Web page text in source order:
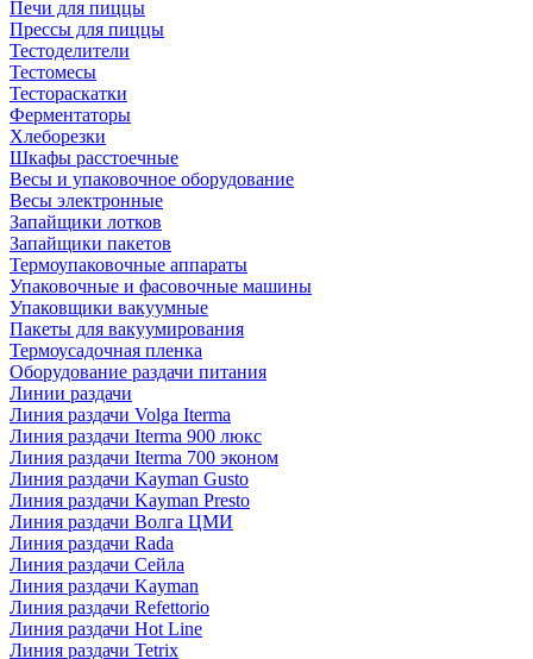
Печи для пиццы
Прессы для пиццы
Тестоделители
Тестомесы
Тестораскатки
Ферментаторы
Хлеборезки
Шкафы расстоечные
Весы и упаковочное оборудование
Весы электронные
Запайщики лотков
Запайщики пакетов
Термоупаковочные аппараты
Упаковочные и фасовочные машины
Упаковщики вакуумные
Пакеты для вакуумирования
Термоусадочная пленка
Оборудование раздачи питания
Линии раздачи
Линия раздачи Volga Iterma
Линия раздачи Iterma 900 люкс
Линия раздачи Iterma 700 эконом
Линия раздачи Kayman Gusto
Линия раздачи Kayman Presto
Линия раздачи Волга ЦМИ
Линия раздачи Rada
Линия раздачи Сейла
Линия раздачи Kayman
Линия раздачи Refettorio
Линия раздачи Hot Line
Линия раздачи Tetrix